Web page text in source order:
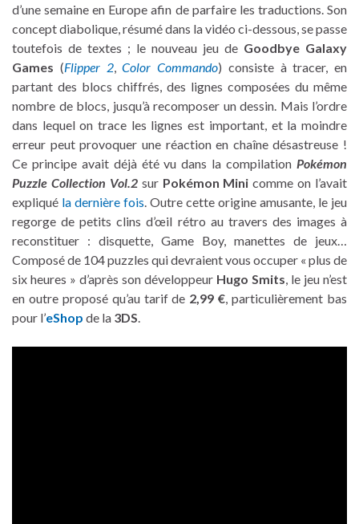
d’une semaine en Europe afin de parfaire les traductions. Son
concept diabolique, résumé dans la vidéo ci-dessous, se passe
toutefois de textes ; le nouveau jeu de Goodbye Galaxy
Games (Flipper 2,Color Commando) consiste à tracer, en
partant des blocs chiffrés, des lignes composées du même
nombre de blocs, jusqu’à recomposer un dessin. Mais l’ordre
dans lequel on trace les lignes est important, et la moindre
erreur peut provoquer une réaction en chaîne désastreuse !
Ce principe avait déjà été vu dans la compilation Pokémon
Puzzle Collection Vol.2sur Pokémon Mini comme on l’avait
expliqué la dernière fois . Outre cette origine amusante, le jeu
regorge de petits clins d’œil rétro au travers des images à
reconstituer : disquette, Game Boy, manettes de jeux…
Composé de 104 puzzles qui devraient vous occuper « plus de
six heures » d’après son développeur Hugo Smits , le jeu n’est
en outre proposé qu’au tarif de 2,99 € , particulièrement bas
pour l’eShop de la 3DS